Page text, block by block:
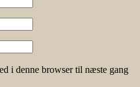
i denne browser til næste gang